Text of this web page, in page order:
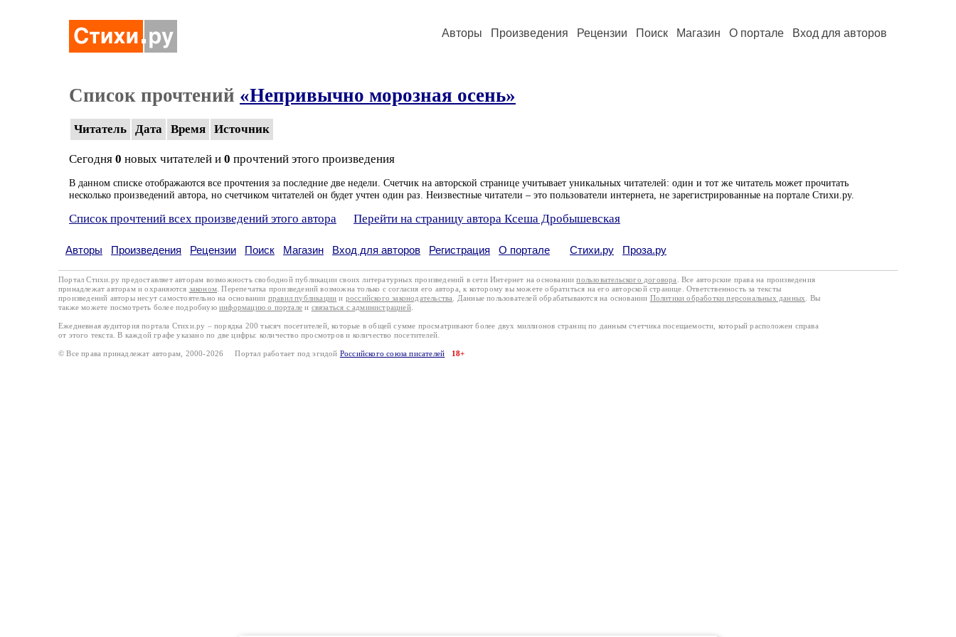
Авторы Произведения Рецензии Поиск Магазин О портале Вход для авторов
Список прочтений «Непривычно морозная осень»
Читатель Дата Время Источник
Сегодня 0 новых читателей и 0 прочтений этого произведения
В данном списке отображаются все прочтения за последние две недели. Счетчик на авторской странице учитывает уникальных читателей: один и тот же читатель может прочитать
несколько произведений автора, но счетчиком читателей он будет учтен один раз. Неизвестные читатели – это пользователи интернета, не зарегистрированные на портале Стихи.ру.
Список прочтений всех произведений этого автора Перейти на страницу автора Ксеша Дробышевская
Авторы Произведения Рецензии Поиск Магазин Вход для авторов Регистрация О портале Стихи.ру Проза.ру
Портал Стихи.ру предоставляет авторам возможность свободной публикации своих литературных произведений в сети Интернет на основаниипользовательского договора
. Все авторские права на произведения
принадлежат авторам и охраняются законом . Перепечатка произведений возможна только с согласия его автора, к которому вы можете обратиться на его авторской странице. Ответственность за тексты
произведений авторы несут самостоятельно на основании правил публикации и российского законодательства . Данные пользователей обрабатываются на основании Политики обработки персональных данных
. Вы
также можете посмотреть более подробную информацию о портале и связаться с администрацией.
Ежедневная аудитория портала Стихи.ру – порядка 200 тысяч посетителей, которые в общей сумме просматривают более двух миллионов страниц по данным счетчика посещаемости, который расположен справа
от этого текста. В каждой графе указано по две цифры: количество просмотров и количество посетителей.
© Все права принадлежат авторам, 2000-2026 Портал работает под эгидой Российского союза писателей 18+